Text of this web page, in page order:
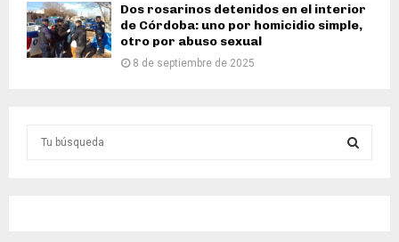
Dos rosarinos detenidos en el interior
de Córdoba: uno por homicidio simple,
otro por abuso sexual
8 de septiembre de 2025